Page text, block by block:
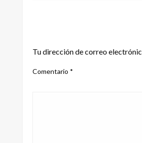
Tu dirección de correo
Comentario *